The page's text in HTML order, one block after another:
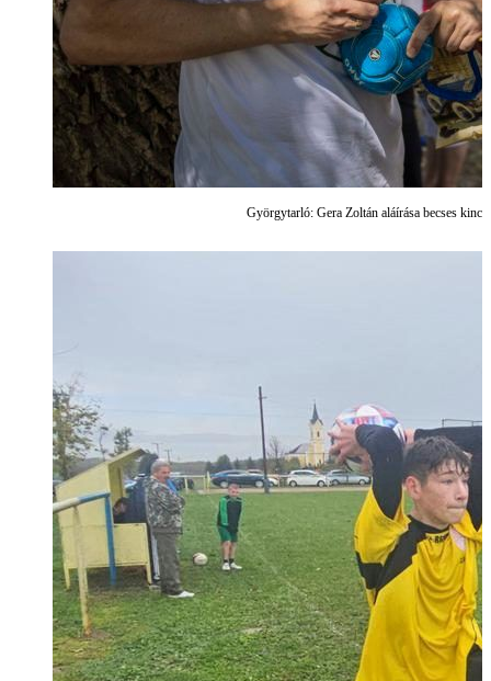
Györgytarló: Gera Zoltán aláírása becses